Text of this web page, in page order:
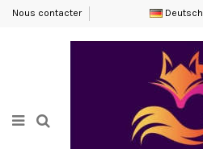
Nous contacter Deutsch